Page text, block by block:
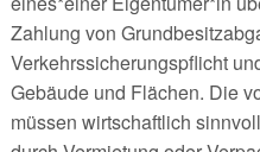
Zahlung von
Verkehrssicherungspflicht
Gebäude und Flächen. Die
müssen wirtschaftlich